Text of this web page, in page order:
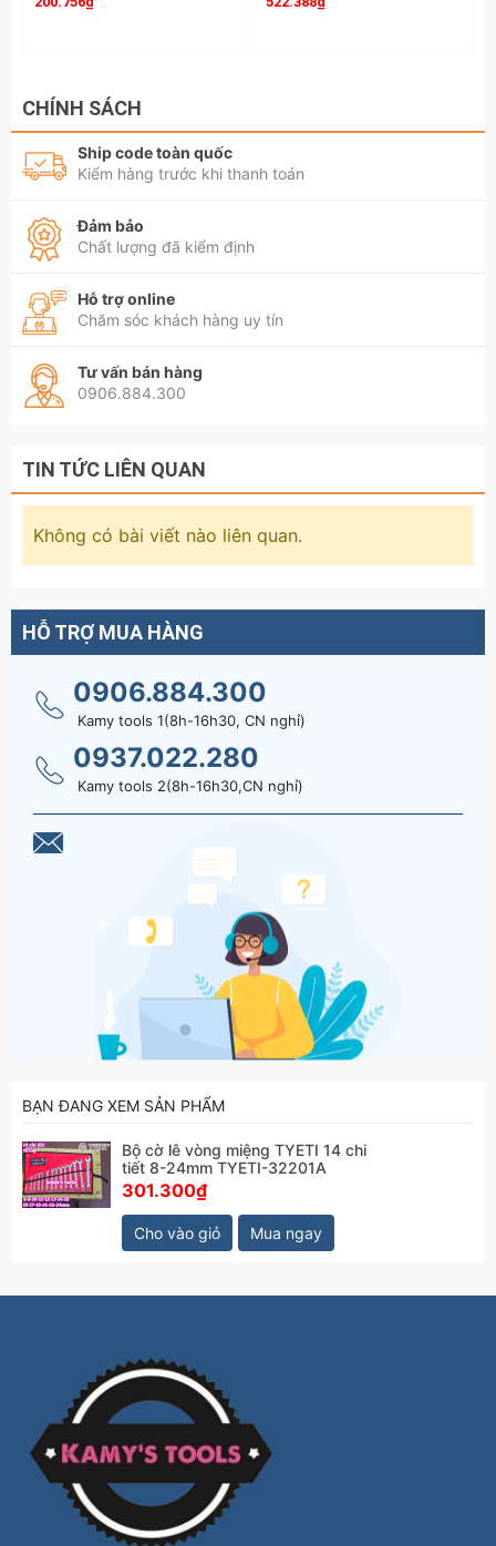
nhà xưởng.
Bảo dưỡng gầm bệ, động cơ xe ô tô con, xe tải,
xe nâng, máy công trình.
cuộn canvas gọn gàng, bền bỉ.
chi tiết sản phẩm bộ cờ lê vòng miệng TYETI 14
CHÍNH SÁCH
Ship code toàn quốc
Kiểm hàng trước khi thanh toán
Đảm bảo
Chất lượng đã kiểm định
Hỗ trợ online
Chăm sóc khách hàng uy tín
Tư vấn bán hàng
0906.884.300
TIN TỨC LIÊN QUAN
Không có bài viết nào liên quan.
HỖ TRỢ MUA HÀNG
0906.884.300
Kamy tools 1(8h-16h30, CN nghỉ)
0937.022.280
Kamy tools 2(8h-16h30,CN nghỉ)
BẠN ĐANG XEM SẢN PHẨM
Bộ cờ lê vòng miệng TYETI 14 chi
tiết 8-24mm TYETI-32201A
301.300₫
Cho vào giỏ Mua ngay